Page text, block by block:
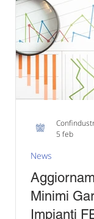
l'apposita
presentazione
Minimi
Impianti
News
5 feb